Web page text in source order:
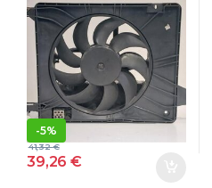
(01.2007->) 1.5
TEKNA [1,5 LTR. –
78 KW DCI
TURBODIESEL
CAT] D-K9K
EUR04 –
#PROV#
DK9KEUR04PRO
V B200 GRIS
-5%
39,26€
41,32€